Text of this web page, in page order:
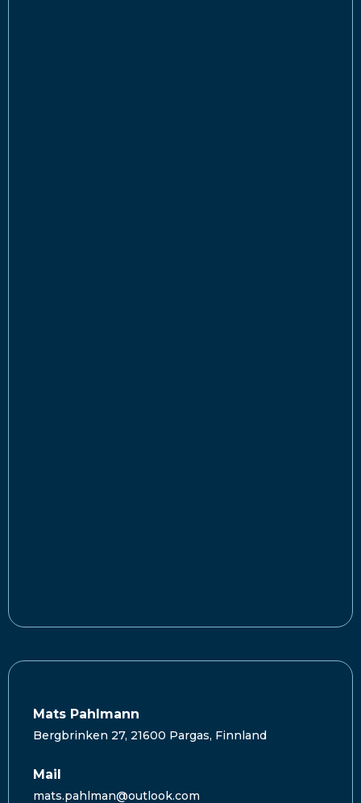
Mats Pahlmann
Bergbrinken 27, 21600 Pargas, Finnland
Mail
mats.pahlman@outlook.com